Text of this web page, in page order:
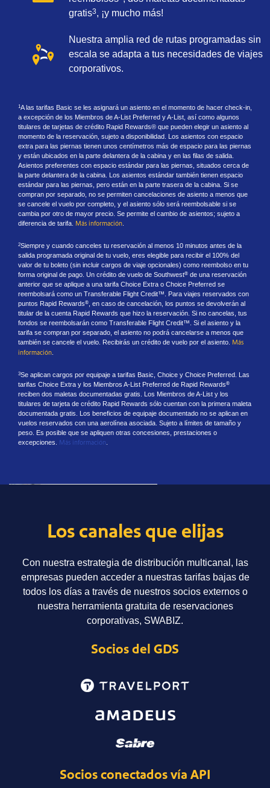
gratis3, ¡y mucho más!
Nuestra amplia red de rutas programadas sin
escala se adapta a tus necesidades de viajes
corporativos.
1A las tarifas Basic se les asignará un asiento en el momento de hacer check-in,
a excepción de los Miembros de A-List Preferred y A-List, así como algunos
titulares de tarjetas de crédito Rapid Rewards® que pueden elegir un asiento al
momento de la reservación, sujeto a disponibilidad. Los asientos con espacio
extra para las piernas tienen unos centímetros más de espacio para las piernas
y están ubicados en la parte delantera de la cabina y en las filas de salida.
Asientos preferentes con espacio estándar para las piernas, situados cerca de
la parte delantera de la cabina. Los asientos estándar también tienen espacio
estándar para las piernas, pero están en la parte trasera de la cabina. Si se
compran por separado, no se permiten cancelaciones de asiento a menos que
se cancele el vuelo por completo, y el asiento sólo será reembolsable si se
cambia por otro de mayor precio. Se permite el cambio de asientos; sujeto a
diferencia de tarifa. Más información
2Siempre y cuando canceles tu reservación al menos 10 minutos antes de la
salida programada original de tu vuelo, eres elegible para recibir el 100% del
valor de tu boleto (sin incluir cargos de viaje opcionales) como reembolso en tu
forma original de pago. Un crédito de vuelo de Southwest® de una reservación
anterior que se aplique a una tarifa Choice Extra o Choice Preferred se
reembolsará como un Transferable Flight Credit™. Para viajes reservados con
puntos Rapid Rewards®
, en caso de cancelación, los puntos se devolverán al
titular de la cuenta Rapid Rewards que hizo la reservación. Si no cancelas, tus
fondos se reembolsarán como Transferable Flight Credit™. Si el asiento y la
tarifa se compran por separado, el asiento no podrá cancelarse a menos que
también se cancele el vuelo. Recibirás un crédito de vuelo por el asiento. Más
información
3Se aplican cargos por equipaje a tarifas Basic, Choice y Choice Preferred. Las
tarifas Choice Extra y los Miembros A-List Preferred de Rapid Rewards®
reciben dos maletas documentadas gratis. Los Miembros de A-List y los
titulares de tarjeta de crédito Rapid Rewards sólo cuentan con la primera maleta
documentada gratis. Los beneficios de equipaje documentado no se aplican en
vuelos reservados con una aerolínea asociada. Sujeto a límites de tamaño y
peso. Es posible que se apliquen otras concesiones, prestaciones o
excepciones. Más información
Los canales que elijas
Con nuestra estrategia de distribución multicanal, las
empresas pueden acceder a nuestras tarifas bajas de
todos los días a través de nuestros socios externos o
nuestra herramienta gratuita de reservaciones
corporativas, SWABIZ.
Socios del GDS
Socios conectados vía API